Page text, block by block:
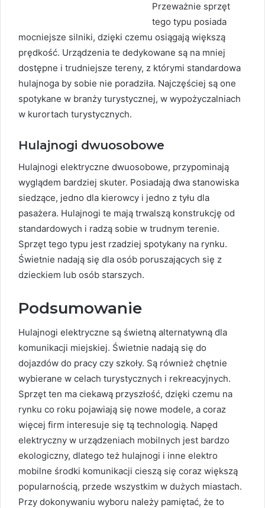
Przeważnie sprzęt
tego typu posiada
mocniejsze silniki, dzięki czemu osiągają większą
prędkość. Urządzenia te dedykowane są na mniej
dostępne i trudniejsze tereny, z którymi standardowa
hulajnoga by sobie nie poradziła. Najczęściej są one
spotykane w branży turystycznej, w wypożyczalniach
w kurortach turystycznych.
Hulajnogi dwuosobowe
Hulajnogi elektryczne dwuosobowe, przypominają
wyglądem bardziej skuter. Posiadają dwa stanowiska
siedzące, jedno dla kierowcy i jedno z tyłu dla
pasażera. Hulajnogi te mają trwalszą konstrukcję od
standardowych i radzą sobie w trudnym terenie.
Sprzęt tego typu jest rzadziej spotykany na rynku.
Świetnie nadają się dla osób poruszających się z
dzieckiem lub osób starszych.
Podsumowanie
Hulajnogi elektryczne są świetną alternatywną dla
komunikacji miejskiej. Świetnie nadają się do
dojazdów do pracy czy szkoły. Są również chętnie
wybierane w celach turystycznych i rekreacyjnych.
Sprzęt ten ma ciekawą przyszłość, dzięki czemu na
rynku co roku pojawiają się nowe modele, a coraz
więcej firm interesuje się tą technologią. Napęd
elektryczny w urządzeniach mobilnych jest bardzo
ekologiczny, dlatego też hulajnogi i inne elektro
mobilne środki komunikacji cieszą się coraz większą
popularnością, przede wszystkim w dużych miastach.
Przy dokonywaniu wyboru należy pamiętać, że to